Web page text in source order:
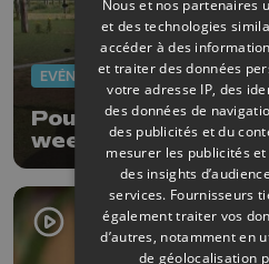
EVÈNEMENTS
Poussez la porte
week-end !
Nous et nos partenaires
et des technologies
accéder à des
et traiter des données
votre adresse IP, des
des données de
des publicités et du
mesurer les publicités
des insights
services. Fournisseurs
également traiter vos
d’autres, notamment en
de géolocalisation